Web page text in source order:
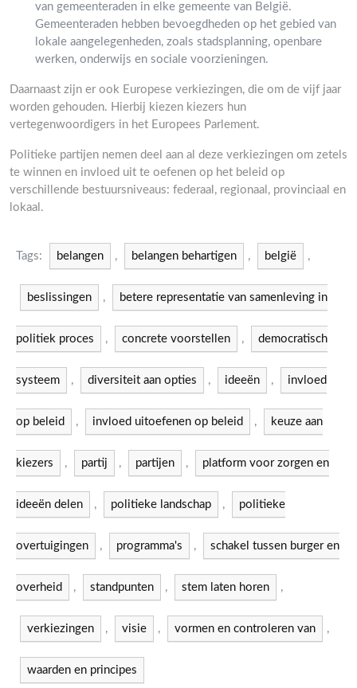
van gemeenteraden in elke gemeente van België.
Gemeenteraden hebben bevoegdheden op het gebied van
lokale aangelegenheden, zoals stadsplanning, openbare
werken, onderwijs en sociale voorzieningen.
Daarnaast zijn er ook Europese verkiezingen, die om de vijf jaar
worden gehouden. Hierbij kiezen kiezers hun
vertegenwoordigers in het Europees Parlement.
Politieke partijen nemen deel aan al deze verkiezingen om zetels
te winnen en invloed uit te oefenen op het beleid op
verschillende bestuursniveaus: federaal, regionaal, provinciaal en
lokaal.
Tags: belangen , belangen behartigen , belgië ,
beslissingen , betere representatie van samenleving in
politiek proces , concrete voorstellen , democratisch
systeem , diversiteit aan opties , ideeën , invloed
op beleid , invloed uitoefenen op beleid , keuze aan
kiezers , partij , partijen , platform voor zorgen en
ideeën delen , politieke landschap , politieke
overtuigingen , programma's , schakel tussen burger en
overheid , standpunten , stem laten horen ,
verkiezingen , visie , vormen en controleren van ,
waarden en principes